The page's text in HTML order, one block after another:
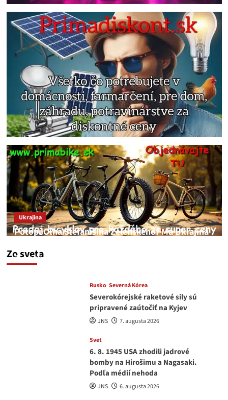
Zo sveta
Ukrajina
Potopí Oľha Stefanišina Zelenského? Má Ukrajina
JNS
Rusko Severná Kórea
Severokórejské raketové sily sú
pripravené zaútočiť na Kyjev
JNS 7. augusta 2026
Svet
6. 8. 1945 USA zhodili jadrové
bomby na Hirošimu a Nagasaki.
Podľa médií nehoda
JNS 6. augusta 2026